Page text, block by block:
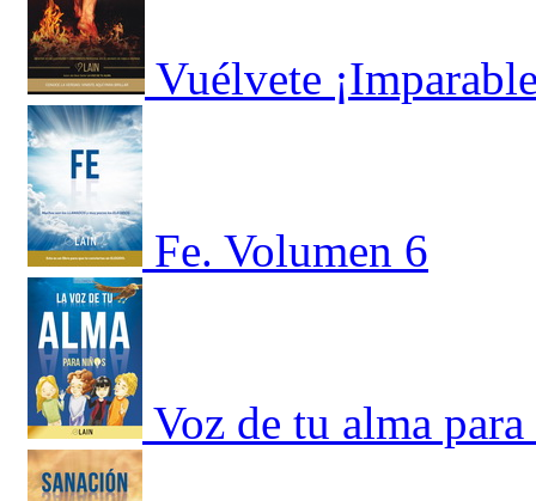
Vuélvete
Fe. Volumen 6
Voz de tu alma